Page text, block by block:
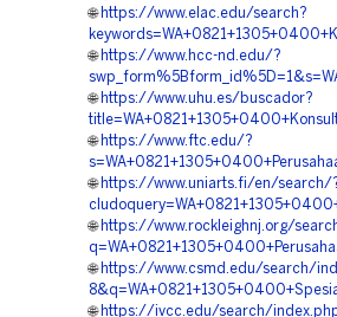
🌐 https://www.elac.edu/search?
🌐 https://www.hcc-nd.edu/?
🌐 https://www.uhu.es/buscador?
🌐 https://www.ftc.edu/?
🌐 https://www.uniarts.fi/en/search/
🌐 https://www.rockleighnj.org/
🌐 https://www.csmd.edu/search/
🌐 https://ivcc.edu/search/